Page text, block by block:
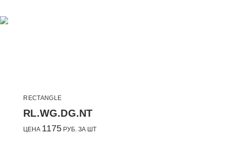
RECTANGLE
RL.WG.DG.NT
ЦЕНА 1175 РУБ. ЗА ШТ